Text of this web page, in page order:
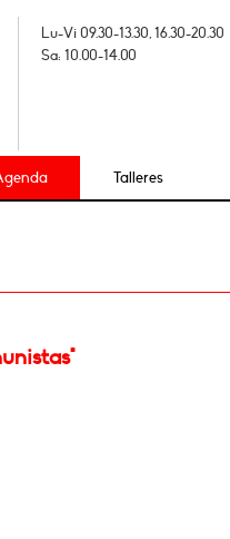
Lu-Vi 09.30-13.30, 16.30-20.30
Sa: 10.00-14.00
Talleres